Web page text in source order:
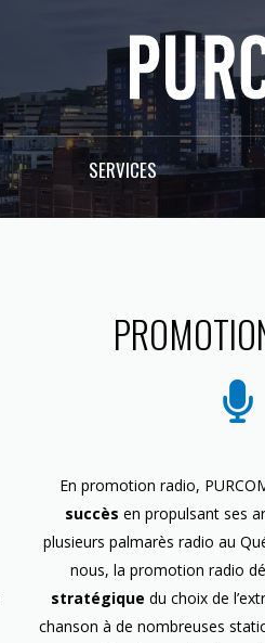
SERVICES
En promotion radio,
succès en propulsant ses
plusieurs palmarès radio au
nous, la promotion radio
stratégique du choix de
chanson à de nombreuses